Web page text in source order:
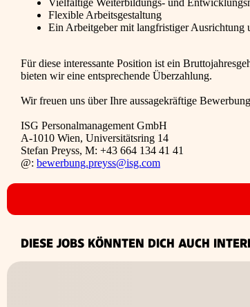
Vielfältige Weiterbildungs- und
Flexible Arbeitsgestaltung
Ein Arbeitgeber mit langfristiger Ausrichtung
Für diese interessante Position ist ein
bieten wir eine entsprechende Überzahlung.
Wir freuen uns über Ihre aussagekräftige
ISG Personalmanagement GmbH
A-1010 Wien, Universitätsring 14
Stefan Preyss, M: +43 664 134 41 41
@: bewerbung.preyss@isg.com
DIESE JOBS KÖNNTEN DICH AUCH